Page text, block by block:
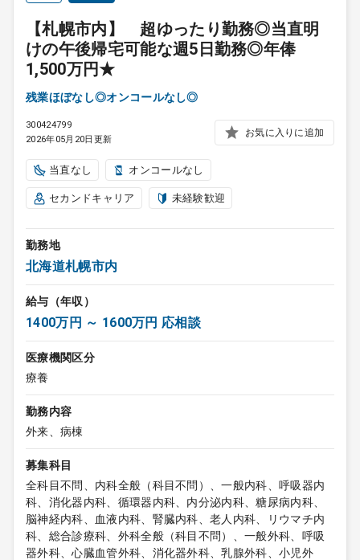
【札幌市内】 超ゆったり勤務◎当直明
けの午後帰宅可能な週5日勤務◎年俸
1,500万円★
残業ほぼなし◎オンコールなし◎
300424799
2026年05月20日更新
お気に入りに追加
当直なし オンコールなし
セカンドキャリア 未経験歓迎
勤務地
北海道札幌市内
給与（年収）
1400万円 ～ 1600万円 応相談
医療機関区分
療養
勤務内容
外来、病棟
募集科目
全科目不問、内科全般（科目不問）、一般内科、呼吸器内
科、消化器内科、循環器内科、内分泌内科、糖尿病内科、
脳神経内科、血液内科、腎臓内科、老人内科、リウマチ内
科、総合診療科、外科全般（科目不問）、一般外科、呼吸
器外科、心臓血管外科、消化器外科、乳腺外科、小児外